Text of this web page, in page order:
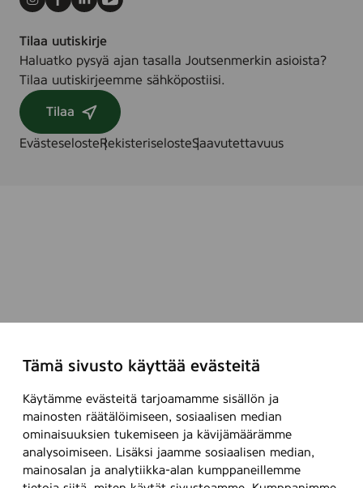
Tämä sivusto käyttää evästeitä
Käytämme evästeitä tarjoamamme sisällön ja
mainosten räätälöimiseen, sosiaalisen median
ominaisuuksien tukemiseen ja kävijämäärämme
analysoimiseen. Lisäksi jaamme sosiaalisen median,
mainosalan ja analytiikka-alan kumppaneillemme
Instagram
Facebook
LinkedInYoutube
Tilaa uutiskirje
Haluatko pysyä ajan tasalla Joutsenmerkin asioista?
Tilaa uutiskirjeemme sähköpostiisi.
Tilaa
EvästeselosteRekisteriselosteSaavutettavuus